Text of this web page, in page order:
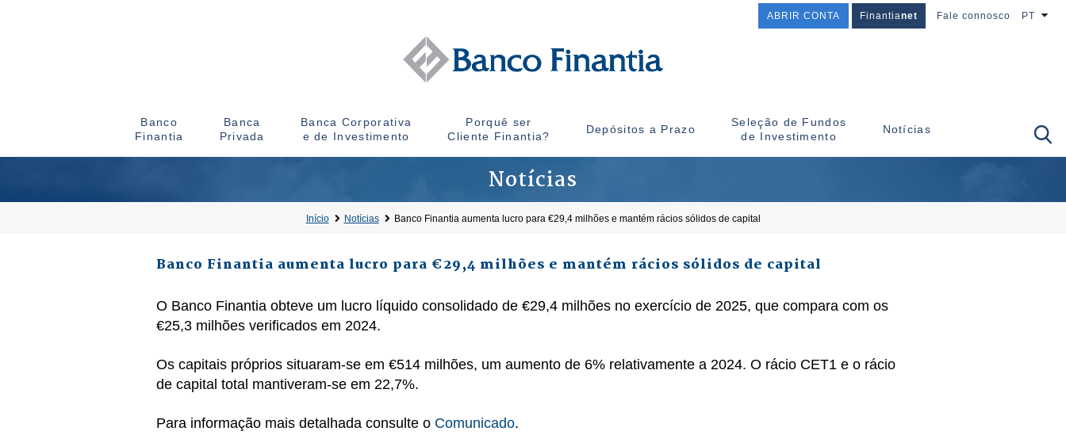
Banco
Finantia
Banca
Privada
Banca Corporativa
e de Investimento
Porquê ser
Cliente Finantia?
Depósitos a Prazo
Seleção de Fundos
de Investimento
Notícias
ABRIR CONTA Finantianet Fale connosco PT
Notícias
Início Notícias Banco Finantia aumenta lucro para €29,4 milhões e mantém rácios sólidos de capital
Banco Finantia aumenta lucro para €29,4 milhões e mantém rácios sólidos de capital
O Banco Finantia obteve um lucro líquido consolidado de €29,4 milhões no exercício de 2025, que compara com os
€25,3 milhões verificados em 2024.
Os capitais próprios situaram-se em €514 milhões, um aumento de 6% relativamente a 2024. O rácio CET1 e o rácio
de capital total mantiveram-se em 22,7%.
Para informação mais detalhada consulte o Comunicado.